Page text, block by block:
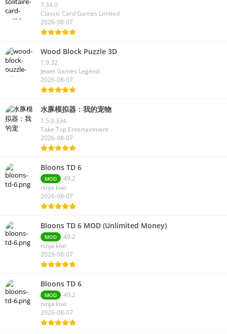
7.34.0
Classic Card Games Limited
2026-08-07
Wood Block Puzzle 3D
1.9.32
Jewel Games Legend
2026-08-07
水豚模拟器：我的宠物
1.5.0.334
Take Top Entertainment
2026-08-07
Bloons TD 6
MOD
49.2
ninja kiwi
2026-08-07
Bloons TD 6 MOD (Unlimited Money)
MOD
49.2
ninja kiwi
2026-08-07
Bloons TD 6
MOD
49.2
ninja kiwi
2026-08-07